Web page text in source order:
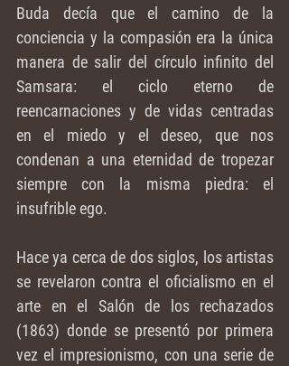
Buda decía que el camino de la
conciencia y la compasión era la única
manera de salir del círculo infinito del
Samsara: el ciclo eterno de
reencarnaciones y de vidas centradas
en el miedo y el deseo, que nos
condenan a una eternidad de tropezar
siempre con la misma piedra: el
insufrible ego.
Hace ya cerca de dos siglos, los artistas
se revelaron contra el oficialismo en el
arte en el Salón de los rechazados
(1863) donde se presentó por primera
vez el impresionismo, con una serie de